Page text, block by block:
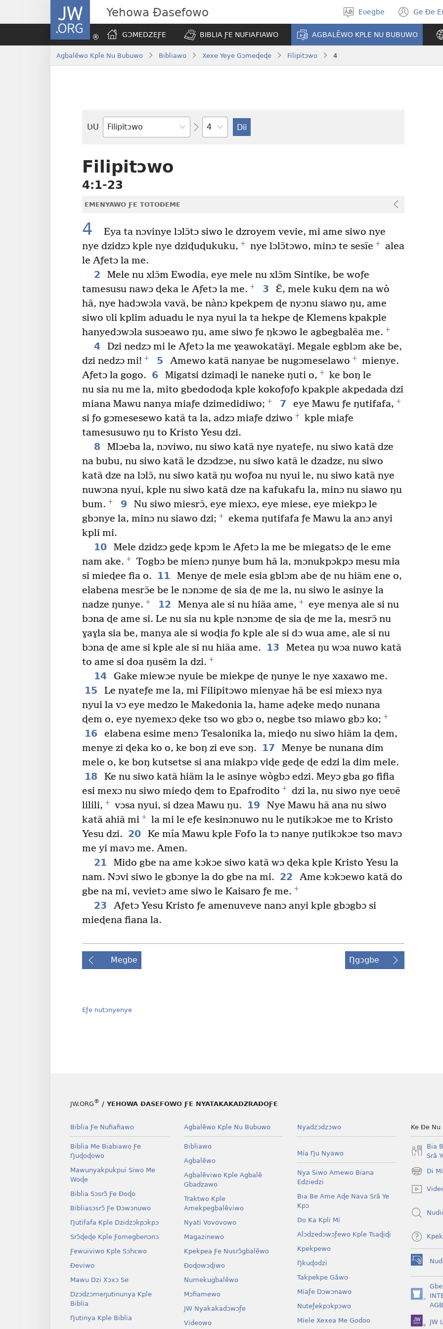
JW.ORG Yehowa Ɖasefowo
Tia
gbegbɔgblɔ
Eʋegbe Ge Ðe
new
GƆMEDZEƑE BIBLIA ƑE NUFIAFIAWO AGBALẼWO KPLE NU BUBUWO
Agbalẽwo Kple Nu Bubuwo Bibliawo Xexe Yeye Gɔmeɖeɖe Filipitɔwo 4
ƲU
Biblia-
Ta
Filipitɔwo
4:1-23
EMENYAWO ƑE TOTOƉEME
4
Eya ta nɔvinye lɔlɔ̃tɔ siwo le dzroyem vevie, mi ame siwo nye
nye dzidzɔ kple nye dziɖuɖukuku, + nye lɔlɔ̃tɔwo, minɔ te sesĩe +
alea
le Aƒetɔ la me.
2
Mele nu xlɔ̃m Ewodia, eye mele nu xlɔ̃m Sintike, be woƒe
tamesusu nawɔ ɖeka le Aƒetɔ la me. + 3
Ɛ̃, mele kuku ɖem na wò
hã, nye hadɔwɔla vavã, be nànɔ kpekpem ɖe nyɔnu siawo ŋu, ame
siwo ʋli kplim aduadu le nya nyui la ta hekpe ɖe Klemens kpakple
hanyedɔwɔla susɔeawo ŋu, ame siwo ƒe ŋkɔwo le agbegbalẽa me. +
4
Dzi nedzɔ mi le Aƒetɔ la me ɣeawokatãɣi. Megale egblɔm ake be,
dzi nedzɔ mi! + 5 Amewo katã nanyae be nugɔmeselawo +
mienye.
Aƒetɔ la gogo. 6 Migatsi dzimaɖi le naneke ŋuti o, +
ke boŋ le
nu sia nu me la, mito gbedodoɖa kple kokoƒoƒo kpakple akpedada dzi
miana Mawu nanya miaƒe dzimedidiwo; + 7 eye Mawu ƒe ŋutifafa, +
si ƒo gɔmesesewo katã ta la, adzɔ miaƒe dziwo +
kple miaƒe
tamesusuwo ŋu to Kristo Yesu dzi.
8
Mlɔeba la, nɔviwo, nu siwo katã nye nyateƒe, nu siwo katã dze
na bubu, nu siwo katã le dzɔdzɔe, nu siwo katã le dzadzɛ, nu siwo
katã dze na lɔlɔ̃, nu siwo katã ŋu woƒoa nu nyui le, nu siwo katã nye
nuwɔna nyui, kple nu siwo katã dze na kafukafu la, minɔ nu siawo ŋu
bum. + 9
Nu siwo miesrɔ̃, eye miexɔ, eye miese, eye miekpɔ le
gbɔnye la, minɔ nu siawo dzi; +
ekema ŋutifafa ƒe Mawu la anɔ anyi
kpli mi.
10
Mele dzidzɔ geɖe kpɔm le Aƒetɔ la me be miegatsɔ ɖe le eme
nam ake. +
Togbɔ be mienɔ ŋunye bum hã la, mɔnukpɔkpɔ mesu mia
si mieɖee fia o.
11
Menye ɖe mele esia gblɔm abe ɖe nu hiãm ene o,
elabena mesrɔ̃e be le nɔnɔme ɖe sia ɖe me la, nu siwo le asinye la
nadze ŋunye. + 12 Menya ale si nu hiãa ame, +
eye menya ale si nu
bɔna ɖe ame si. Le nu sia nu kple nɔnɔme ɖe sia ɖe me la, mesrɔ̃ nu
ɣaɣla sia be, manya ale si woɖia ƒo kple ale si dɔ wua ame, ale si nu
bɔna ɖe ame si kple ale si nu hiãa ame.
13
Metea ŋu wɔa nuwo katã
to ame si doa ŋusẽm la dzi. +
14
Gake miewɔe nyuie be miekpe ɖe ŋunye le nye xaxawo me.
15
Le nyateƒe me la, mi Filipitɔwo mienyae hã be esi miexɔ nya
nyui la vɔ eye medzo le Makedonia la, hame aɖeke meɖo nunana
ɖem o, eye nyemexɔ ɖeke tso wo gbɔ o, negbe tso miawo gbɔ ko; +
16
elabena esime menɔ Tesalonika la, mieɖo nu siwo hiãm la ɖem,
menye zi ɖeka ko o, ke boŋ zi eve sɔŋ.
17
Menye be nunana dim
mele o, ke boŋ kutsetse si ana miakpɔ viɖe geɖe ɖe edzi la dim mele.
18
Ke nu siwo katã hiãm la le asinye wògbɔ edzi. Meyɔ gba go fifia
esi mexɔ nu siwo mieɖo ɖem to Epafrodito +
dzi la, nu siwo nye ʋeʋẽ
lilili, + vɔsa nyui, si dzea Mawu ŋu. 19
Nye Mawu hã ana nu siwo
katã ahiã mi +
la mi le eƒe kesinɔnuwo nu le ŋutikɔkɔe me to Kristo
Yesu dzi. 20
Ke mía Mawu kple Fofo la tɔ nanye ŋutikɔkɔe tso mavɔ
me yi mavɔ me. Amen.
21
Mido gbe na ame kɔkɔe siwo katã wɔ ɖeka kple Kristo Yesu la
nam. Nɔvi siwo le gbɔnye la do gbe na mi. 22
Ame kɔkɔewo katã do
gbe na mi, vevietɔ ame siwo le Kaisaro ƒe me. +
23
Aƒetɔ Yesu Kristo ƒe amenuveve nanɔ anyi kple gbɔgbɔ si
mieɖena fiana la.
Megbe Ŋgɔgbe
Eƒe nutɔnyenye
JW.ORG® / YEHOWA ƉASEFOWO ƑE NYATAKAKADZRAƉOƑE
Biblia Ƒe Nufiafiawo
Biblia Me Biabiawo Ƒe
Ŋuɖoɖowo
Mawunyakpukpui Siwo Me
Woɖe
Biblia Sɔsrɔ̃ Ƒe Ðoɖo
Bibliasɔsrɔ̃ Ƒe Dɔwɔnuwo
Ŋutifafa Kple Dzidzɔkpɔkpɔ
Srɔ̃ɖeɖe Kple Ƒomegbenɔnɔ
Ƒewuiviwo Kple Sɔhɛwo
Ðeviwo
Mawu Dzi Xɔxɔ Se
Dzɔdzɔmeŋutinunya Kple
Biblia
Ŋutinya Kple Biblia
Agbalẽwo Kple Nu Bubuwo
Bibliawo
Agbalẽwo
Agbalẽviwo Kple Agbalẽ
Gbadzawo
Traktwo Kple
Amekpegbalẽviwo
Nyati Vovovowo
Magazinewo
Kpekpea Ƒe Nusrɔ̃gbalẽwo
Ðoɖowɔɖiwo
Numekugbalẽwo
Mɔfiamewo
JW Nyakakadɔwɔƒe
Videowo
Nyadzɔdzɔwo
Mía Ŋu Nyawo
Nya Siwo Amewo Biana
Edziedzi
Bia Be Ame Aɖe Nava Srã Ye
Kpɔ
Do Ka Kpli Mí
Alɔdzedɔwɔƒewo Kple Tsaɖiɖi
Kpekpewo
Ŋkuɖodzi
Takpekpe Gãwo
Míaƒe Dɔwɔnawo
Nuteƒekpɔkpɔwo
Míele Xexea Me Godoo
Ke Ðe Nu
Bia
Srã
Di
(opens
new
window)
(opens
new
window)
(opens
window)
JW